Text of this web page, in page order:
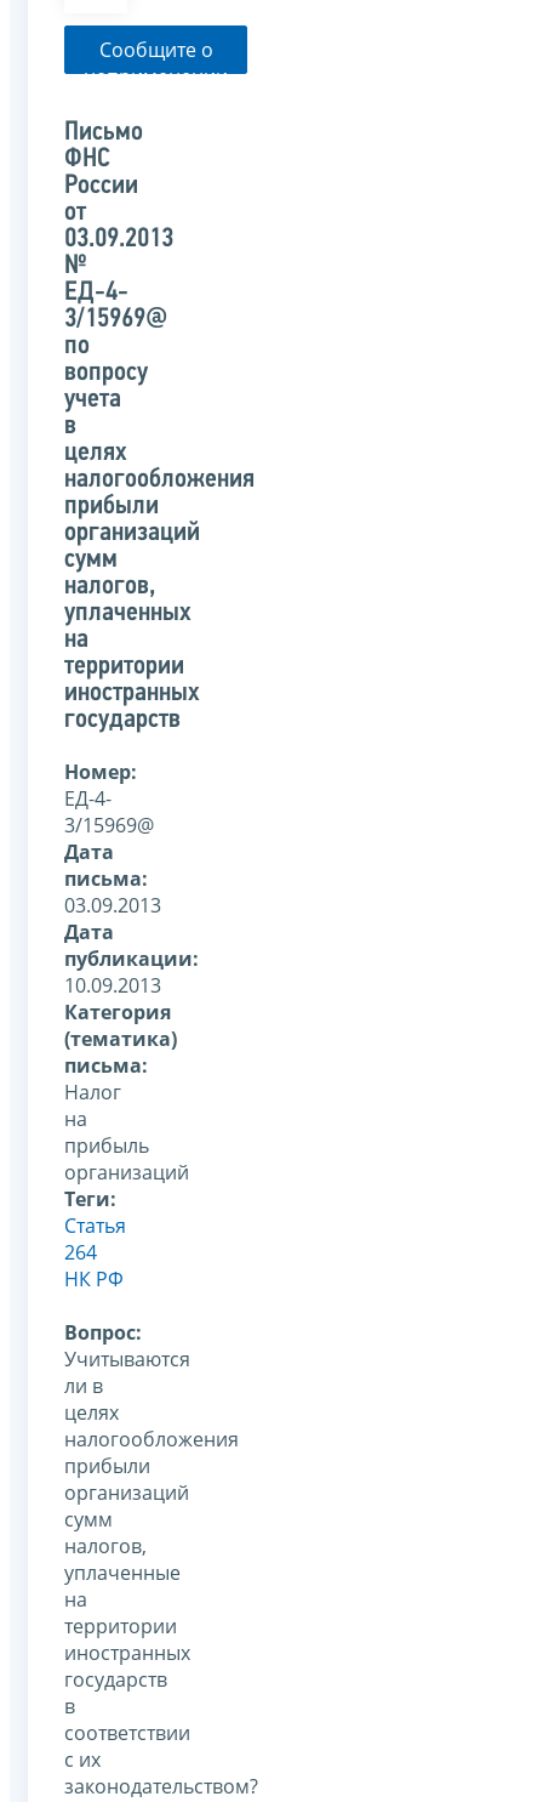
Сообщите о
неприменении
органом
указанного
письма
Письмо
ФНС
России
от
03.09.2013
№
ЕД-4-
3/15969@
по
вопросу
учета
в
целях
налогообложения
прибыли
организаций
сумм
налогов,
уплаченных
на
территории
иностранных
государств
Номер:
ЕД-4-
3/15969@
Дата
письма:
03.09.2013
Дата
публикации:
10.09.2013
Категория
(тематика)
письма:
Налог
на
прибыль
организаций
Теги:
Статья
264
НК РФ
Вопрос:
Учитываются
ли в
целях
налогообложения
прибыли
организаций
сумм
налогов,
уплаченные
на
территории
иностранных
государств
в
соответствии
с их
законодательством?